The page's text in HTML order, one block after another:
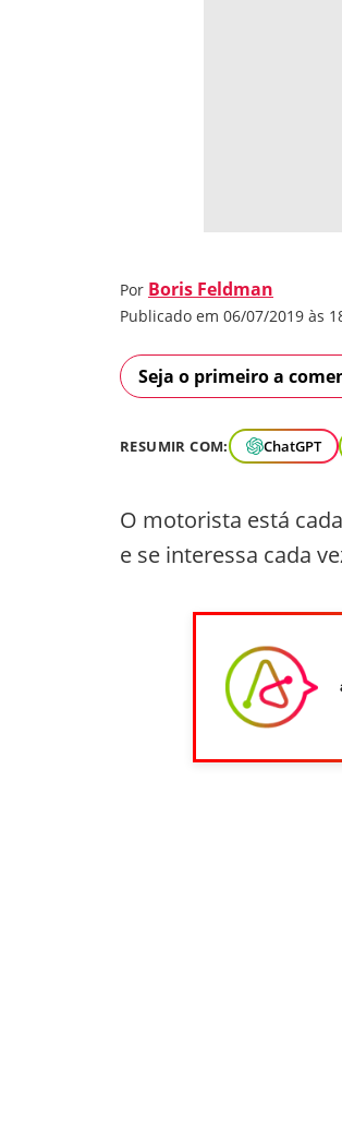
Por Boris Feldman
Publicado em 06/07/2019 às
Seja o primeiro a
RESUMIR COM: ChatGPT
O motorista está
e se interessa cada